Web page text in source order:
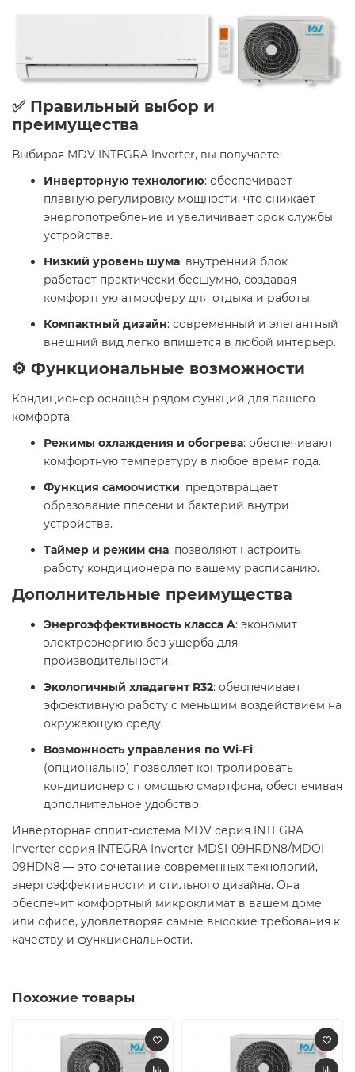
✅ Правильный выбор и
преимущества
Выбирая MDV INTEGRA Inverter, вы получаете:​
Инверторную технологию: обеспечивает
плавную регулировку мощности, что снижает
энергопотребление и увеличивает срок службы
устройства.​
Низкий уровень шума: внутренний блок
работает практически бесшумно, создавая
комфортную атмосферу для отдыха и работы.​
Компактный дизайн: современный и элегантный
внешний вид легко впишется в любой интерьер.​
⚙️ Функциональные возможности
Кондиционер оснащён рядом функций для вашего
комфорта:​
Режимы охлаждения и обогрева: обеспечивают
комфортную температуру в любое время года.​
Функция самоочистки: предотвращает
образование плесени и бактерий внутри
устройства.​
Таймер и режим сна: позволяют настроить
работу кондиционера по вашему расписанию.​
Дополнительные преимущества
Энергоэффективность класса A: экономит
электроэнергию без ущерба для
производительности.​
Экологичный хладагент R32: обеспечивает
эффективную работу с меньшим воздействием на
окружающую среду.​
Возможность управления по Wi-Fi:
(опционально) позволяет контролировать
кондиционер с помощью смартфона, обеспечивая
дополнительное удобство.​
Инверторная сплит-система MDV серия INTEGRA
Inverter серия INTEGRA Inverter MDSI-09HRDN8/MDOI-
09HDN8 — это сочетание современных технологий,
энергоэффективности и стильного дизайна. Она
обеспечит комфортный микроклимат в вашем доме
или офисе, удовлетворяя самые высокие требования к
качеству и функциональности.​
Похожие товары